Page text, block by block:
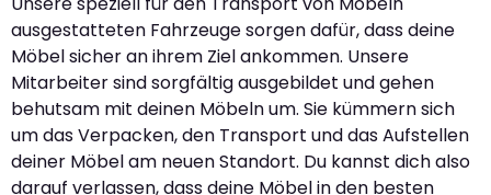
ausgestatteten Fahrzeuge sorgen dafür, dass deine
Möbel sicher an ihrem Ziel ankommen. Unsere
Mitarbeiter sind sorgfältig ausgebildet und gehen
behutsam mit deinen Möbeln um. Sie kümmern sich
um das Verpacken, den Transport und das Aufstellen
deiner Möbel am neuen Standort. Du kannst dich also
darauf verlassen, dass deine Möbel in den besten